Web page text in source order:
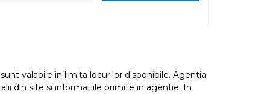
valabile in limita locurilor disponibile. Agentia
din site si informatiile primite in agentie. In